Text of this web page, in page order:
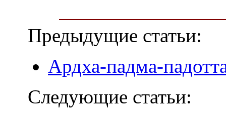
Предыдущие статьи:
Ардха-падма-
Следующие статьи: